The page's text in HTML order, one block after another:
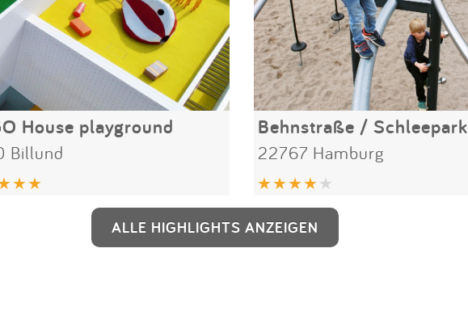
House playground
Billund
Behnstraße / Schleepark
22767 Hamburg
ALLE HIGHLIGHTS ANZEIGEN